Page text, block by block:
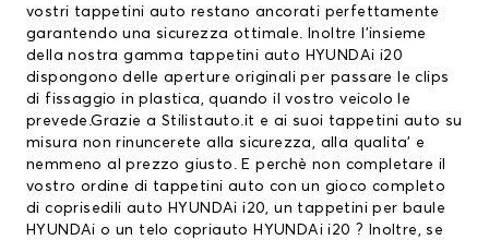
vostri tappetini auto restano ancorati perfettamente
garantendo una sicurezza ottimale. Inoltre l’insieme
della nostra gamma tappetini auto HYUNDAi i20
dispongono delle aperture originali per passare le clips
di fissaggio in plastica, quando il vostro veicolo le
prevede.Grazie a Stilistauto.it e ai suoi tappetini auto su
misura non rinuncerete alla sicurezza, alla qualita’ e
nemmeno al prezzo giusto. E perchè non completare il
vostro ordine di tappetini auto con un gioco completo
di coprisedili auto HYUNDAi i20, un tappetini per baule
HYUNDAi o un telo copriauto HYUNDAi i20 ? Inoltre, se